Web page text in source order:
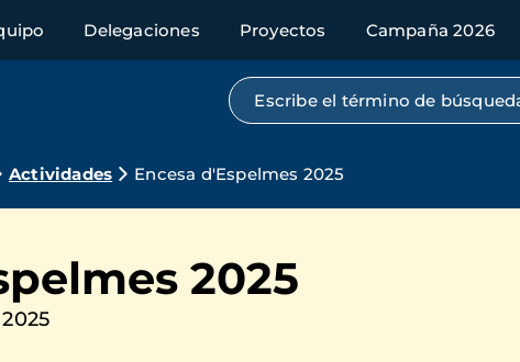
Delegaciones Proyectos Campaña 2026
Búsqueda por texto completo
Actividades Encesa d'Espelmes 2025
2025